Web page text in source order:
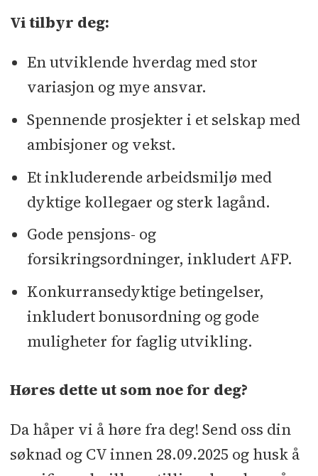
Vi tilbyr deg:
En utviklende hverdag med stor
variasjon og mye ansvar.
Spennende prosjekter i et selskap med
ambisjoner og vekst.
Et inkluderende arbeidsmiljø med
dyktige kollegaer og sterk lagånd.
Gode pensjons- og
forsikringsordninger, inkludert AFP.
Konkurransedyktige betingelser,
inkludert bonusordning og gode
muligheter for faglig utvikling.
Høres dette ut som noe for deg?
Da håper vi å høre fra deg! Send oss din
søknad og CV innen 28.09.2025 og husk å